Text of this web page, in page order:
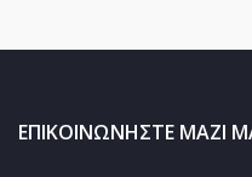
ΕΠΙΚΟΙΝΩΝΉΣΤΕ ΜΑΖΊ